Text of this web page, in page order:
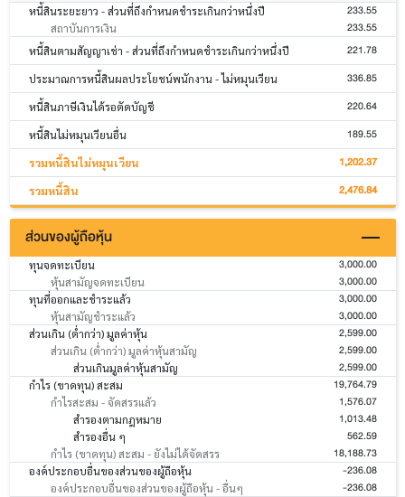
หนี้สินระยะยาว - ส่วนที่ถึงกำหนดชำระเกินกว่าหนึ่งปี 233.55
สถาบันการเงิน 233.55
หนี้สินตามสัญญาเช่า - ส่วนที่ถึงกำหนดชำระเกินกว่าหนึ่งปี 221.78
ประมาณการหนี้สินผลประโยชน์พนักงาน - ไม่หมุนเวียน 336.85
หนี้สินภาษีเงินได้รอตัดบัญชี 220.64
หนี้สินไม่หมุนเวียนอื่น 189.55
รวมหนี้สินไม่หมุนเวียน 1,202.37
รวมหนี้สิน 2,476.84
ส่วนของผู้ถือหุ้น
ทุนจดทะเบียน 3,000.00
หุ้นสามัญจดทะเบียน 3,000.00
ทุนที่ออกและชำระแล้ว 3,000.00
หุ้นสามัญชำระแล้ว 3,000.00
ส่วนเกิน (ต่ำกว่า) มูลค่าหุ้น 2,599.00
ส่วนเกิน (ต่ำกว่า) มูลค่าหุ้นสามัญ 2,599.00
ส่วนเกินมูลค่าหุ้นสามัญ 2,599.00
กำไร (ขาดทุน) สะสม 19,764.79
กำไรสะสม - จัดสรรแล้ว 1,576.07
สำรองตามกฎหมาย 1,013.48
สำรองอื่น ๆ 562.59
กำไร (ขาดทุน) สะสม - ยังไม่ได้จัดสรร 18,188.73
องค์ประกอบอื่นของส่วนของผู้ถือหุ้น -236.08
องค์ประกอบอื่นของส่วนของผู้ถือหุ้น - อื่นๆ -236.08